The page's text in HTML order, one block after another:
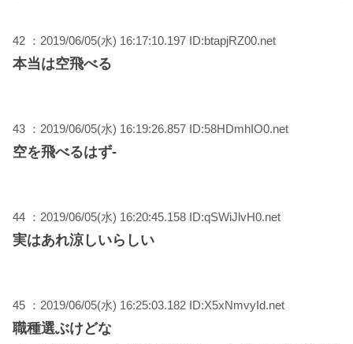
42 ：2019/06/05(水) 16:17:10.197 ID:btapjRZ00.net
本当は空飛べる
43 ：2019/06/05(水) 16:19:26.857 ID:58HDmhIO0.net
空を飛べるはず‐
44 ：2019/06/05(水) 16:20:45.158 ID:qSWiJlvH0.net
実はあれ涼しいらしい
45 ：2019/06/05(水) 16:25:03.182 ID:X5xNmvyId.net
職種選ぶけどな